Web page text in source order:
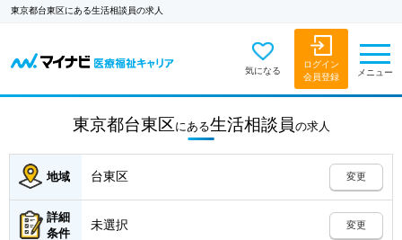
東京都台東区にある生活相談員の求人
気になる
ログイン
会員登録
メニュー
東京都台東区にある生活相談員の求人
地域 台東区 変更
詳細
条件
未選択 変更